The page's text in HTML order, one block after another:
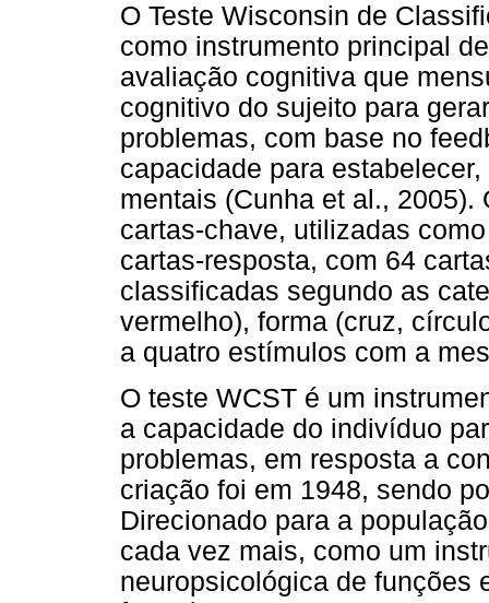
O Teste Wisconsin de
como instrumento principal
avaliação cognitiva que
cognitivo do sujeito para
problemas, com base no
capacidade para
mentais (Cunha et al., 2005).
cartas-chave, utilizadas
cartas-resposta, com 64
classificadas segundo as
vermelho), forma (cruz,
a quatro estímulos com a
O teste WCST é um
a capacidade do indivíduo
problemas, em resposta a
criação foi em 1948, sendo
Direcionado para a
cada vez mais, como um
neuropsicológica de funções